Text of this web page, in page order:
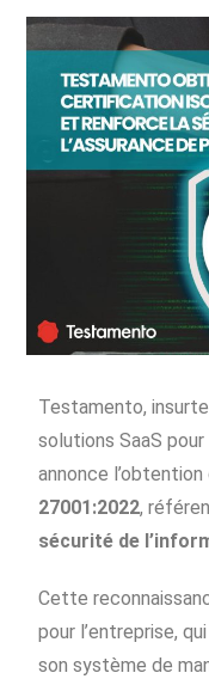
Testamento,
solutions SaaS pour
annonce
27001:2022,
sécurité de
Cette
pour l’entreprise,
son système de